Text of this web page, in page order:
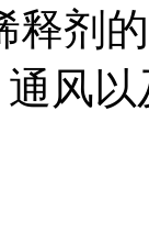
释剂
风